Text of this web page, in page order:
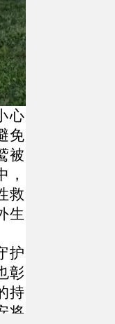
心
免
被
救
生
护
彰
持
将